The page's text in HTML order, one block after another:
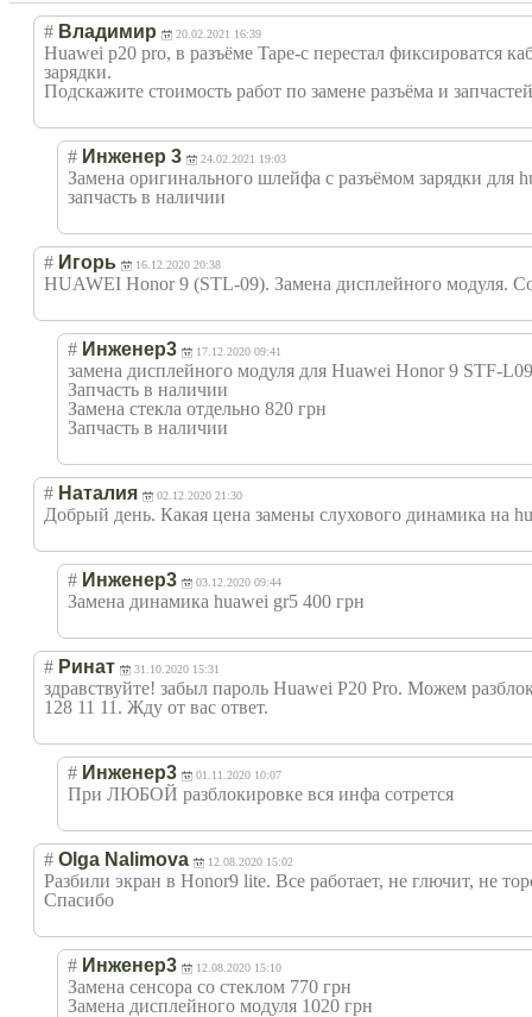
# Владимир 20.02.2021 16:39
Huawei p20 pro, в разъёме Tape-c перестал фиксироватся
зарядки.
Подскажите стоимость работ по замене разъёма и
# Инженер 3 24.02.2021 19:03
Замена оригинального шлейфа с разъёмом зарядки для
запчасть в наличии
# Игорь 16.12.2020 20:38
HUAWEI Honor 9 (STL-09). Замена дисплейного модуля.
# Инженер3 17.12.2020 09:41
замена дисплейного модуля для Huawei Honor 9 STF-
Запчасть в наличии
Замена стекла отдельно 820 грн
Запчасть в наличии
# Наталия 02.12.2020 21:30
Добрый день. Какая цена замены слухового динамика на
# Инженер3 03.12.2020 09:44
Замена динамика huawei gr5 400 грн
# Ринат 31.10.2020 15:31
здравствуйте! забыл пароль Huawei P20 Pro. Можем
128 11 11. Жду от вас ответ.
# Инженер3 01.11.2020 10:07
При ЛЮБОЙ разблокировке вся инфа сотрется
# Olga Nаlimova 12.08.2020 15:02
Разбили экран в Honor9 lite. Все работает, не глючит, не
Спасибо
# Инженер3 12.08.2020 15:10
Замена сенсора со стеклом 770 грн
Замена дисплейного модуля 1020 грн